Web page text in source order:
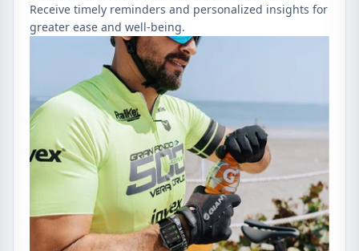
Receive timely reminders and personalized insights for
greater ease and well-being.